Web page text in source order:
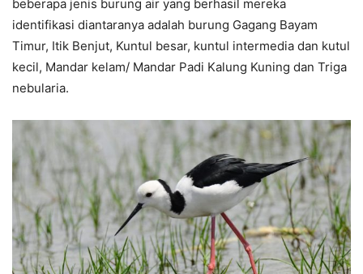
beberapa jenis burung air yang berhasil mereka
identifikasi diantaranya adalah burung Gagang Bayam
Timur, Itik Benjut, Kuntul besar, kuntul intermedia dan kutul
kecil, Mandar kelam/ Mandar Padi Kalung Kuning dan Triga
nebularia.